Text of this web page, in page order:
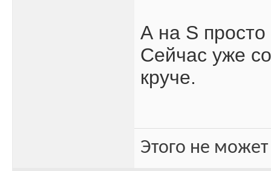
А на S
Сейчас уже
круче.
Этого не